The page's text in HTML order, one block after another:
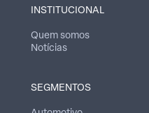
INSTITUCIONAL
Quem somos
Notícias
SEGMENTOS